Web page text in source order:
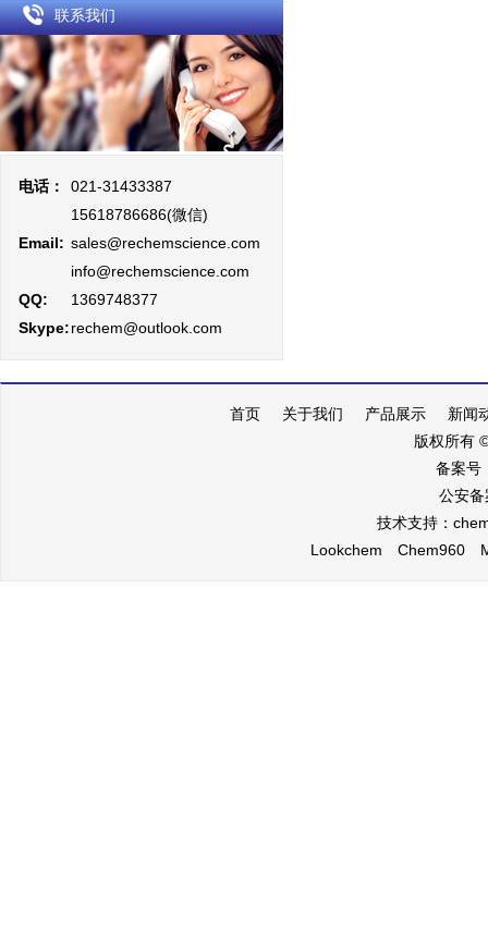
联系我们
电话：
021-31433387
15618786686(微信)
Email: sales@rechemscience.com
info@rechemscience.com
QQ:
1369748377
Skype:rechem@outlook.com
首页 关于我们 产品展示
新闻
版权所有
备案号
公安
技术支持：
Lookchem
Chem960